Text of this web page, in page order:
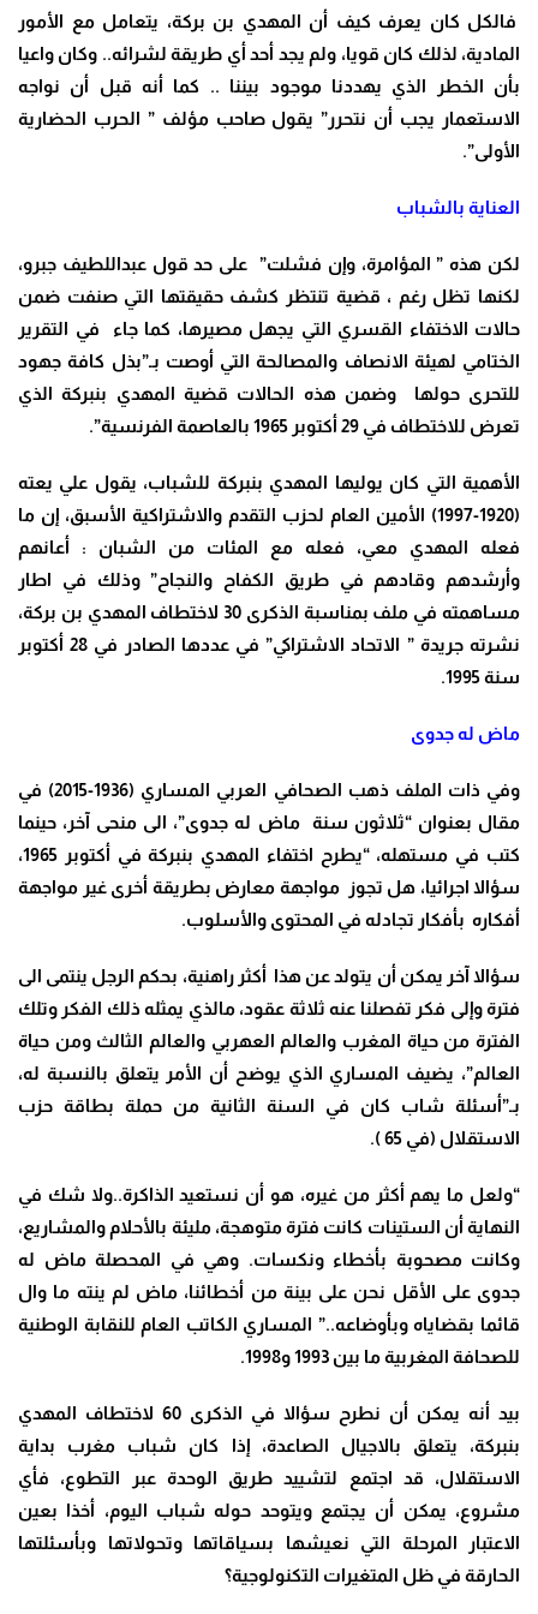
فالكل كان يعرف كيف أن المهدي بن بركة، يتعامل مع الأمور
المادية، لذلك كان قويا، ولم يجد أحد أي طريقة لشرائه.. وكان واعيا
بأن الخطر الذي يهددنا موجود بيننا .. كما أنه قبل أن نواجه
الاستعمار يجب أن نتحرر” يقول صاحب مؤلف ” الحرب الحضارية
الأولى”.
العناية بالشباب
لكن هذه ” المؤامرة، وإن فشلت” على حد قول عبداللطيف جبرو،
لكنها تظل رغم ، قضية تنتظر كشف حقيقتها التي صنفت ضمن
حالات الاختفاء القسري التي يجهل مصيرها، كما جاء في التقرير
الختامي لهيئة الانصاف والمصالحة التي أوصت بـ”بذل كافة جهود
للتحرى حولها وضمن هذه الحالات قضية المهدي بنبركة الذي
تعرض للاختطاف في 29 أكتوبر 1965 بالعاصمة الفرنسية”.
الأهمية التي كان يوليها المهدي بنبركة للشباب، يقول علي يعته
(1920-1997) الأمين العام لحزب التقدم والاشتراكية الأسبق، إن ما
فعله المهدي معي، فعله مع المئات من الشبان : أعانهم
وأرشدهم وقادهم في طريق الكفاح والنجاح” وذلك في اطار
مساهمته في ملف بمناسبة الذكرى 30 لاختطاف المهدي بن بركة،
نشرته جريدة ” الاتحاد الاشتراكي” في عددها الصادر في 28 أكتوبر
سنة 1995.
ماض له جدوى
وفي ذات الملف ذهب الصحافي العربي المساري (1936-2015) في
مقال بعنوان “ثلاثون سنة ماض له جدوى”، الى منحى آخر، حينما
كتب في مستهله، “يطرح اختفاء المهدي بنبركة في أكتوبر 1965،
سؤالا اجرائيا، هل تجوز مواجهة معارض بطريقة أخرى غير مواجهة
أفكاره بأفكار تجادله في المحتوى والأسلوب.
سؤالا آخر يمكن أن يتولد عن هذا أكثر راهنية، بحكم الرجل ينتمى الى
فترة وإلى فكر تفصلنا عنه ثلاثة عقود، مالذي يمثله ذلك الفكر وتلك
الفترة من حياة المغرب والعالم العهربي والعالم الثالث ومن حياة
العالم”، يضيف المساري الذي يوضح أن الأمر يتعلق بالنسبة له،
بـ”أسئلة شاب كان في السنة الثانية من حملة بطاقة حزب
الاستقلال (في 65 ).
“ولعل ما يهم أكثر من غيره، هو أن نستعيد الذاكرة..ولا شك في
النهاية أن الستينات كانت فترة متوهجة، مليئة بالأحلام والمشاريع،
وكانت مصحوبة بأخطاء ونكسات. وهي في المحصلة ماض له
جدوى على الأقل نحن على بينة من أخطائنا، ماض لم ينته ما وال
قائما بقضاياه وبأوضاعه..” المساري الكاتب العام للنقابة الوطنية
للصحافة المغربية ما بين 1993 و1998.
بيد أنه يمكن أن نطرح سؤالا في الذكرى 60 لاختطاف المهدي
بنبركة، يتعلق بالاجيال الصاعدة، إذا كان شباب مغرب بداية
الاستقلال، قد اجتمع لتشييد طريق الوحدة عبر التطوع، فأي
مشروع، يمكن أن يجتمع ويتوحد حوله شباب اليوم، أخذا بعين
الاعتبار المرحلة التي نعيشها بسياقاتها وتحولاتها وبأسئلتها
الحارقة في ظل المتغيرات التكنولوجية؟